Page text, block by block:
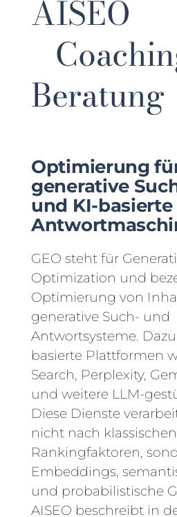
AISEO
Beratung
Optimierung
generative
und KI-basierte
GEO steht für
Optimization und
Optimierung von
generative Such- und
Antwortsysteme.
basierte Plattformen
Search, Perplexity,
und weitere LLM-
Diese Dienste
nicht nach klassischen
Rankingfaktoren,
Embeddings,
und probabilistische
AISEO beschreibt in